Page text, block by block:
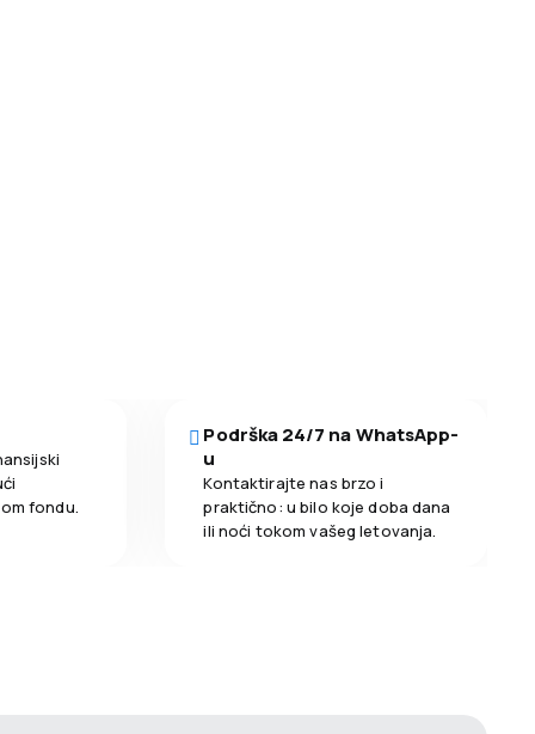
fondu.
Podrška 24/7 na WhatsApp-
u
Kontaktirajte nas brzo i
praktično: u bilo koje doba dana
ili noći tokom vašeg letovanja.